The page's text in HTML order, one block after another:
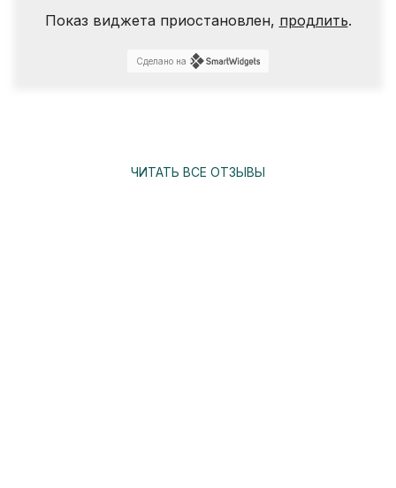
Показ виджета приостановлен, продлить.
Сделано на
ЧИТАТЬ ВСЕ ОТЗЫВЫ